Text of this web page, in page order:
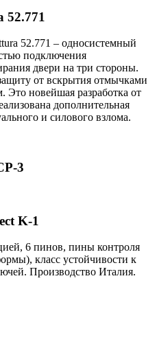
52.771
52.771 – односистемный
подключения
двери на три стороны.
от вскрытия отмычками
новейшая разработка от
дополнительная
и силового взлома.
3
K-1
6 пинов, пины контроля
класс устойчивости к
Производство Италия.